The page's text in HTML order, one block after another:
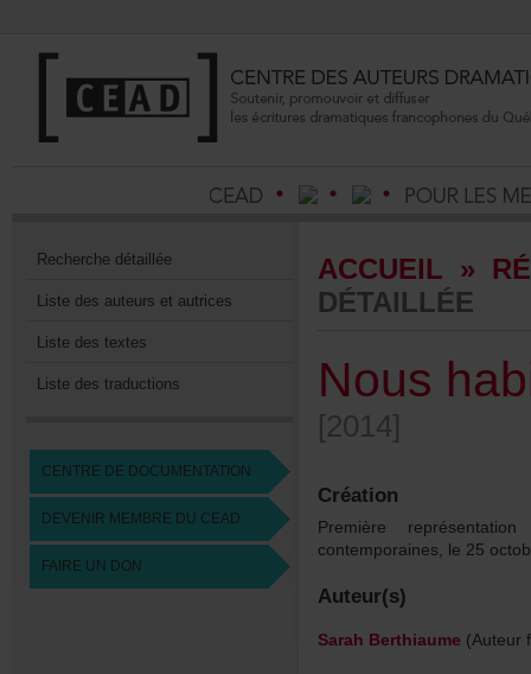
Recherchedétaillée
Listedesauteursetautrices
Listedestextes
Listedestraductions
CENTREDEDOCUMENTATION
DEVENIRMEMBREDUCEAD
FAIREUNDON
ACCUEIL »
DÉTAILLÉE
[2014]
Création
Auteur(s)
SarahBerthiaume